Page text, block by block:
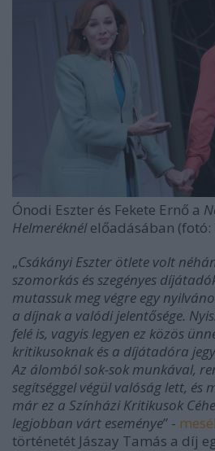
Ónodi Eszter és Fekete Ernő a
Helmeréknélelőadásában (fotó:
„Csákányi Eszter ötlete volt
szomorkás és szegényes
mutassuk meg végre egy
a díjnak a valódi jelentősége.
felé is, vagyis legyen ez közös
kritikusoknak és a díjátadóra
Az álomból sok-sok munkával,
segítséggel végül valóság lett,
már ez a Színházi Kritikusok
legjobban várt eseménye” -
történetét Jászay Tamás a díj